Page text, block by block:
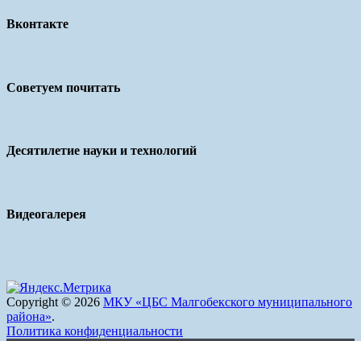
Вконтакте
Советуем почитать
Десятилетие науки и технологий
Видеогалерея
Copyright © 2026 МКУ «ЦБС Малгобекского муниципального
района».
Политика конфиденциальности